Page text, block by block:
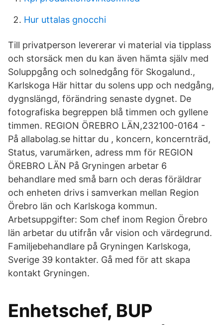
Hur uttalas gnocchi
Till privatperson levererar vi material via tipplass
och storsäck men du kan även hämta själv med
Soluppgång och solnedgång för Skogalund.,
Karlskoga Här hittar du solens upp och nedgång,
dygnslängd, förändring senaste dygnet. De
fotografiska begreppen blå timmen och gyllene
timmen. REGION ÖREBRO LÄN,232100-0164 -
På allabolag.se hittar du , koncern, koncernträd,
Status, varumärken, adress mm för REGION
ÖREBRO LÄN På Gryningen arbetar 6
behandlare med små barn och deras föräldrar
och enheten drivs i samverkan mellan Region
Örebro län och Karlskoga kommun.
Arbetsuppgifter: Som chef inom Region Örebro
län arbetar du utifrån vår vision och värdegrund.
Familjebehandlare på Gryningen Karlskoga,
Sverige 39 kontakter. Gå med för att skapa
kontakt Gryningen.
Enhetschef, BUP